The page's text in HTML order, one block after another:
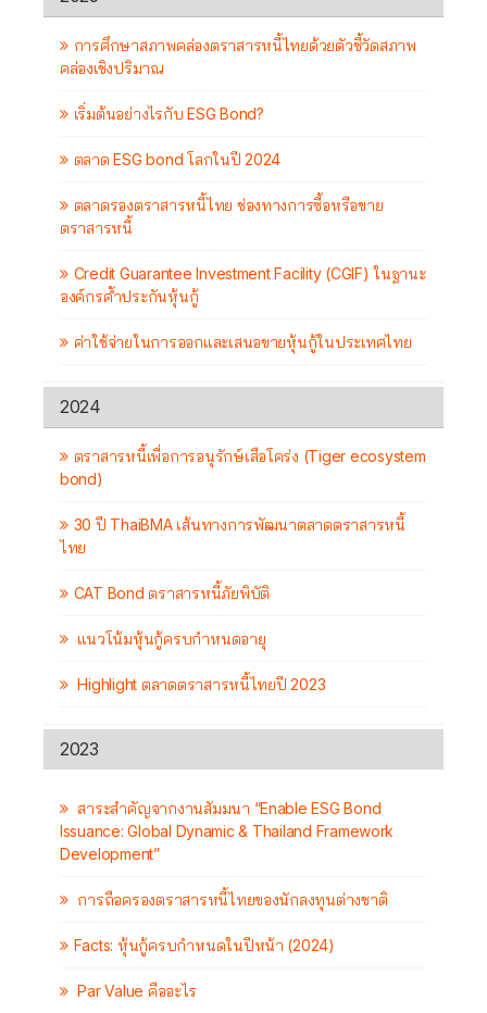
การศึกษาสภาพคล่องตราสารหนี้ไทยด้วยตัวชี้วัดสภาพ
คล่องเชิงปริมาณ
เริ่มต้นอย่างไรกับ ESG Bond?
ตลาด ESG bond โลกในปี 2024
ตลาดรองตราสารหนี้ไทย ช่องทางการซื้อหรือขาย
ตราสารหนี้
Credit Guarantee Investment Facility (CGIF) ในฐานะ
องค์กรค้ำประกันหุ้นกู้
ค่าใช้จ่ายในการออกและเสนอขายหุ้นกู้ในประเทศไทย
2024
ตราสารหนี้เพื่อการอนุรักษ์เสือโคร่ง (Tiger ecosystem
bond)
30 ปี ThaiBMA เส้นทางการพัฒนาตลาดตราสารหนี้
ไทย
CAT Bond ตราสารหนี้ภัยพิบัติ
แนวโน้มหุ้นกู้ครบกำหนดอายุ
Highlight ตลาดตราสารหนี้ไทยปี 2023
2023
สาระสำคัญจากงานสัมมนา “Enable ESG Bond
Issuance: Global Dynamic & Thailand Framework
Development”
การถือครองตราสารหนี้ไทยของนักลงทุนต่างชาติ
Facts: หุ้นกู้ครบกำหนดในปีหน้า (2024)
Par Value คืออะไร